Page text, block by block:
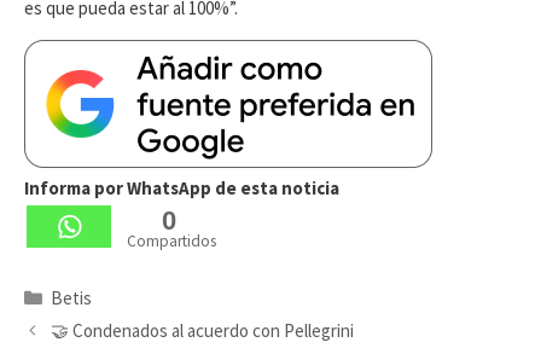
es que pueda estar al 100%”.
Informa por WhatsApp de esta noticia
0
Compartidos
Categorías
Betis
🤝 Condenados al acuerdo con Pellegrini